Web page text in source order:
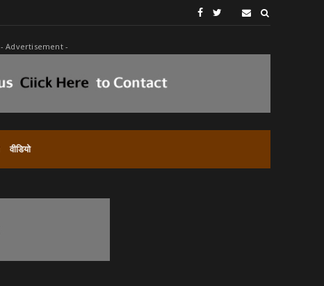
- Advertisement -
वीडियो